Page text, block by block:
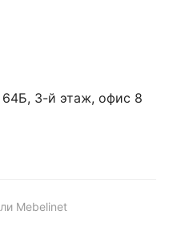
64Б, 3-й этаж, офис 8
Mebelinet